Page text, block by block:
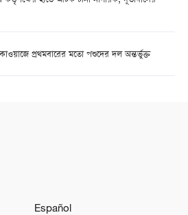
প্রথমবারের মতো পশুদের দল অন্তর্ভুক্ত
Español